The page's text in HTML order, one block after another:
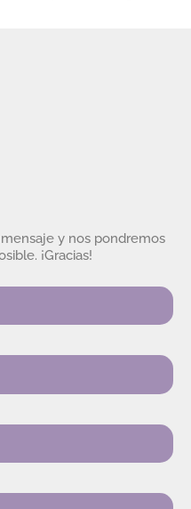
y nos pondremos
¡Gracias!